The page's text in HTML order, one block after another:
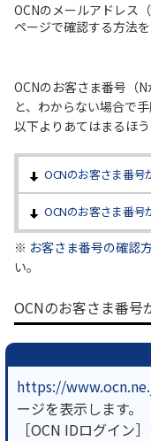
よくあるご質
各種ダウンロ
お問い合わせ
履歴・お気に
NTTドコモビジネ
まはこちら
OCN サービ
OCNのメールアドレス
ページで確認する方法を
OCNのお客さま番号（
と、わからない場合で手
以下よりあてはまるほ
OCNのお客さま番号
OCNのお客さま番号
※ お客さま番号の確認
い。
OCNのお客さま番号
https://
ージを表示します。
［OCN IDログイン